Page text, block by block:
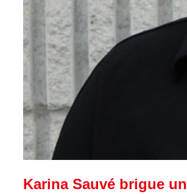
Karina Sauvé brigue un